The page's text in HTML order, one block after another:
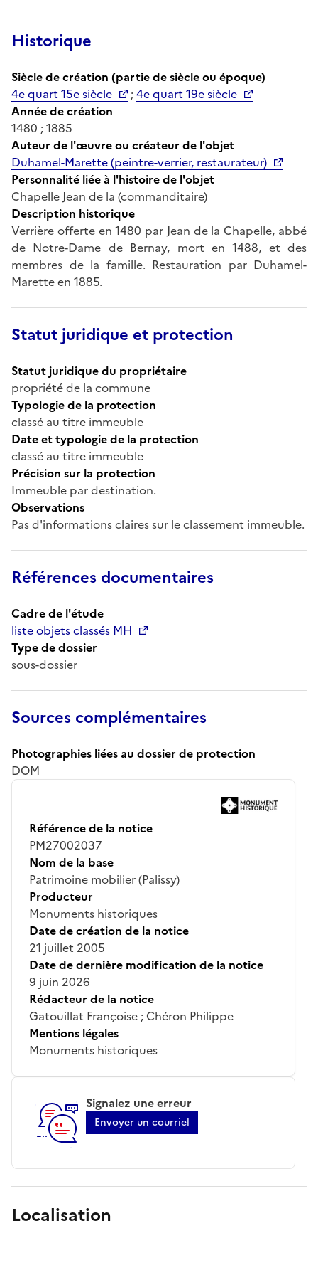
Historique
Siècle de création (partie de siècle ou époque)
4e quart 15e siècle
;4e quart 19e siècle
Année de création
1480 ; 1885
Auteur de l'œuvre ou créateur de l'objet
Duhamel-Marette (peintre-verrier, restaurateur)
Personnalité liée à l'histoire de l'objet
Chapelle Jean de la (commanditaire)
Description historique
Verrière offerte en 1480 par Jean de la Chapelle, abbé
de Notre-Dame de Bernay, mort en 1488, et des
membres de la famille. Restauration par Duhamel-
Marette en 1885.
Statut juridique et protection
Statut juridique du propriétaire
propriété de la commune
Typologie de la protection
classé au titre immeuble
Date et typologie de la protection
classé au titre immeuble
Précision sur la protection
Immeuble par destination.
Observations
Pas d'informations claires sur le classement immeuble.
Références documentaires
Cadre de l'étude
liste objets classés MH
Type de dossier
sous-dossier
Sources complémentaires
Photographies liées au dossier de protection
DOM
Référence de la notice
PM27002037
Nom de la base
Patrimoine mobilier (Palissy)
Producteur
Monuments historiques
Date de création de la notice
21 juillet 2005
Date de dernière modification de la notice
9 juin 2026
Rédacteur de la notice
Gatouillat Françoise ; Chéron Philippe
Mentions légales
Monuments historiques
Signalez une erreur
Envoyer un courriel
Localisation